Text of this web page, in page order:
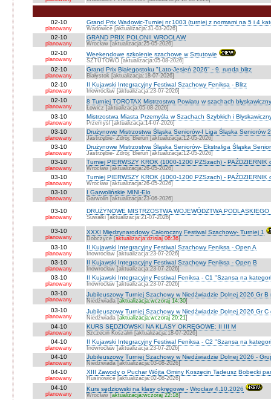
02-10
planowany
Grand Prix Wadowic-Turniej nr.1003 (turniej z normami na 5 i 4
Wadowice [aktualizacja:31-03-2026]
02-10
planowany
GRAND PRIX POLONII WROCŁAW
Wrocław [aktualizacja:25-05-2026]
02-10
planowany
Weekendowe szkolenie szachowe w Sztutowie
SZTUTOWO [aktualizacja:05-08-2026]
02-10
planowany
Grand Prix Białegostoku "Lato-Jesień 2026" - 9. runda blitz
Białystok [aktualizacja:18-07-2026]
02-10
planowany
II Kujawski Integracyjny Festiwal Szachowy Feniksa - Blitz
Inowrocław [aktualizacja:23-07-2026]
02-10
planowany
8 Turniej TOROTAX Mistrzostwa Powiatu w szachach
Łowicz [aktualizacja:05-08-2026]
03-10
planowany
Mistrzostwa Miasta Przemyśla w Szachach Szybkich i
Przemyśl [aktualizacja:14-07-2026]
03-10
planowany
Drużynowe Mistrzostwa Śląska Seniorów-I Liga Śląska Seniorów
Jastrzębie- Zdrój; Bieruń [aktualizacja:12-05-2026]
03-10
planowany
Drużynowe Mistrzostwa Śląska Seniorów- Ekstraliga Śląska
Jastrzębie- Zdrój; Bieruń [aktualizacja:12-05-2026]
03-10
planowany
Turniej PIERWSZY KROK (1000-1200 PZSzach) - PAŹDZIERNIK
Wrocław [aktualizacja:26-05-2026]
03-10
planowany
Turniej PIERWSZY KROK (1000-1200 PZSzach) - PAŹDZIERNIK
Wrocław [aktualizacja:26-05-2026]
03-10
planowany
I Garwolińskie MINI-Elo
Garwolin [aktualizacja:23-06-2026]
03-10
planowany
DRUŻYNOWE MISTRZOSTWA WOJEWÓDZTWA
Suwałki [aktualizacja:21-07-2026]
03-10
planowany
XXXI Międzynarodowy Całoroczny Festiwal Szachowy- Turniej 1
Dobczyce [aktualizacja:dzisiaj 06:36]
03-10
planowany
II Kujawski Integracyjny Festiwal Szachowy Feniksa - Open A
Inowrocław [aktualizacja:23-07-2026]
03-10
planowany
II Kujawski Integracyjny Festiwal Szachowy Feniksa - Open B
Inowrocław [aktualizacja:23-07-2026]
03-10
planowany
II Kujawski Integracyjny Festiwal Feniksa - C1 "Szansa na
Inowrocław [aktualizacja:23-07-2026]
03-10
planowany
Jubileuszowy Turniej Szachowy w Niedźwiadzie Dolnej 2026 Gr
Niedźwiada [aktualizacja:wczoraj 14:30]
03-10
planowany
Jubileuszowy Turniej Szachowy w Niedźwiadzie Dolnej 2026 Gr
Niedźwiada [aktualizacja:wczoraj 20:21]
04-10
planowany
KURS SĘDZIOWSKI NA KLASY OKRĘGOWE: II III M
Szczecin Koszalin [aktualizacja:18-07-2026]
04-10
planowany
II Kujawski Integracyjny Festiwal Feniksa - C2 "Szansa na
Inowrocław [aktualizacja:23-07-2026]
04-10
planowany
Jubileuszowy Turniej Szachowy w Niedźwiadzie Dolnej 2026 -
Niedżwiada [aktualizacja:03-08-2026]
04-10
planowany
XIII Zawody o Puchar Wójta Gminy Koszęcin Tadeusz Bobecki
Rusinowice [aktualizacja:02-08-2026]
04-10
planowany
Kurs sędziowski na klasy okręgowe - Wrocław 4.10.2026
Wrocław [aktualizacja:wczoraj 22:18]